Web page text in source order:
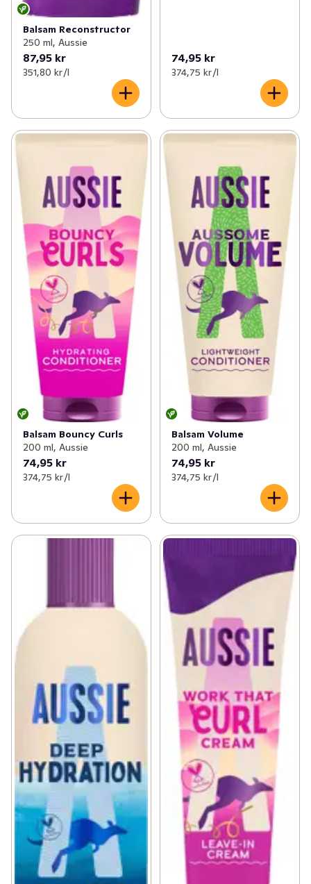
Balsam Reconstructor
250 ml, Aussie
87,95 kr
351,80 kr /l
74,95 kr
374,75 kr /l
Balsam Bouncy Curls
200 ml, Aussie
74,95 kr
374,75 kr /l
Balsam Volume
200 ml, Aussie
74,95 kr
374,75 kr /l